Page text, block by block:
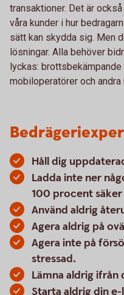
transaktioner. Det är
våra kunder i hur
sätt kan skydda sig. Men
lösningar. Alla behöver
lyckas:
mobiloperatörer och andra
Håll dig
Ladda inte ner
100 procent säker
Använd aldrig
Agera aldrig på
Agera inte på
stressad.
Lämna aldrig ifrån
Starta aldrig din